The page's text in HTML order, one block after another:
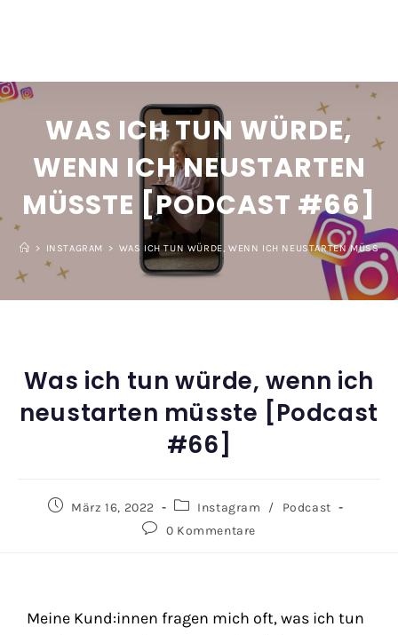
WAS ICH TUN WÜRDE,
WENN ICH NEUSTARTEN
MÜSSTE [PODCAST #66]
> INSTAGRAM > WAS ICH TUN WÜRDE, WENN ICH NEUSTARTEN MÜSSTE
Was ich tun würde, wenn ich
neustarten müsste [Podcast
#66]
März 16, 2022 Instagram /
Podcast
0 Kommentare
Meine Kund:innen fragen mich oft, was ich tun